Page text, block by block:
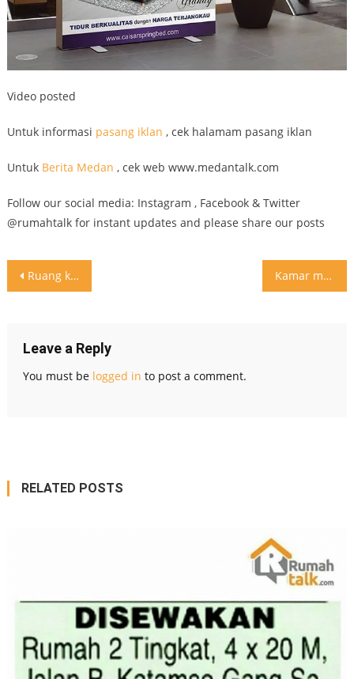
Video posted
Untuk informasi pasang iklan , cek halamam pasang iklan
Untuk Berita Medan , cek web www.medantalk.com
Follow our social media: Instagram , Facebook & Twitter
@rumahtalk for instant updates and please share our posts
Post
Ruang keluarga dengan void tinggi dan design tangga yang mewah . Jangan lupa like dan comment biar kami tau apa yang anda suka Kamar mandi modern minimalis dan terkesan mewah . Jangan lupa like dan comment biar kami tau apa yang anda suka
Leave a Reply
You must be logged in to post a comment.
RELATED POSTS